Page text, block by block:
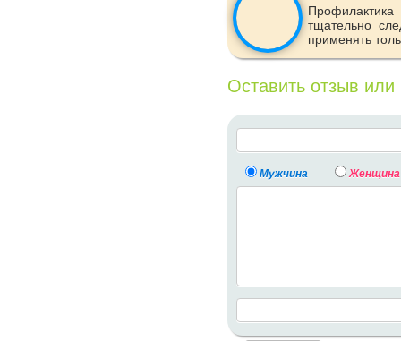
тщательно
применять
Оставить отзыв
Мужчина Женщина